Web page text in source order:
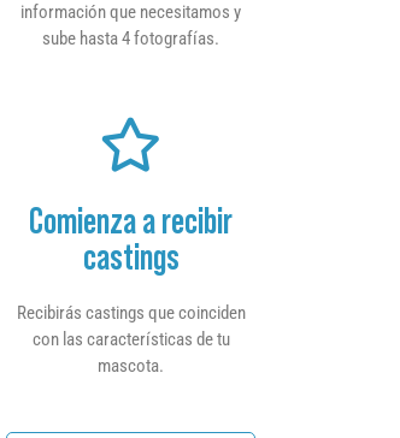
información que necesitamos y
sube hasta 4 fotografías.
Comienza a recibir
castings
Recibirás castings que coinciden
con las características de tu
mascota.